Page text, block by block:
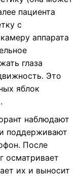
пациента
с
аппарата
глаза
Это
яблок
наблюдают
поддерживают
После
осматривает
их и выносит